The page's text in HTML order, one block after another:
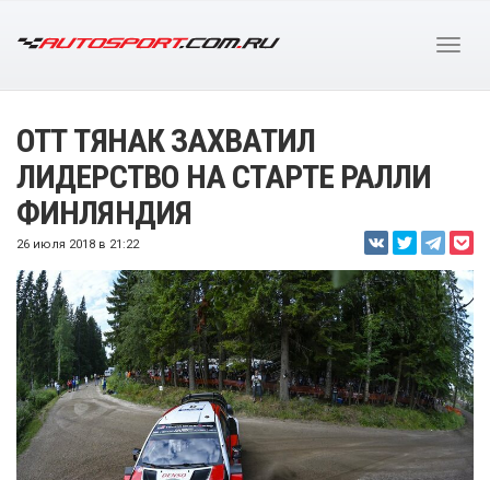
ОТТ ТЯНАК ЗАХВАТИЛ
ЛИДЕРСТВО НА СТАРТЕ РАЛЛИ
ФИНЛЯНДИЯ
26 июля 2018 в 21:22